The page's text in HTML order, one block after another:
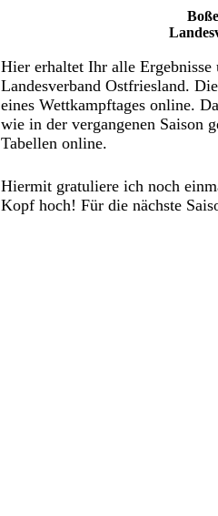
Hier erhaltet Ihr alle
Landesverband Ostfriesland.
eines Wettkampftages online.
wie in der vergangenen Saison
Tabellen online.
Hiermit gratuliere ich noch
Kopf hoch! Für die nächste